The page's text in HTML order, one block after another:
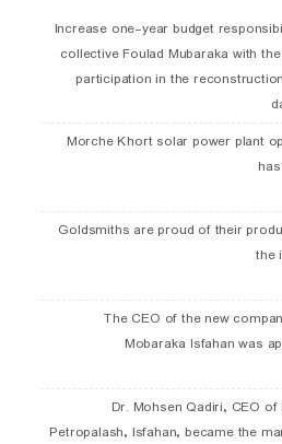
Increase one-year budget
collective Foulad Mubaraka with
participation in the
Morche Khort solar power plant
Goldsmiths are proud of their
the
The CEO of the new
Mobaraka Isfahan was
Dr. Mohsen Qadiri, CEO of
Petropalash, Isfahan, became the